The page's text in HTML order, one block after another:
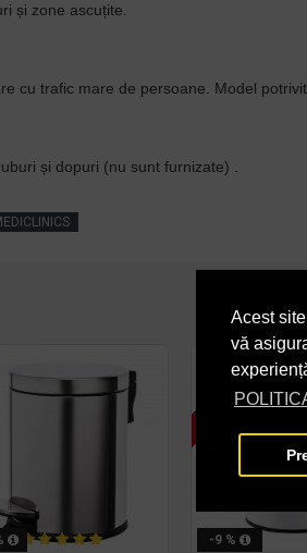
Acest
vă
și zone ascuțite.
cu trafic mare de persoane. Model
și dopuri (nu sunt furnizate) .
-9 %
7 - 14 ZILE